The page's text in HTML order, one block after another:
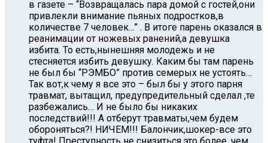
в газете – “Возвращалась пара домой с гостей,они
привлекли внимание пьяных подростков,в
количестве 7 человек…” . В итоге парень оказался в
реанимации от ножевых ранений,а девушка
избита. То есть,нынешняя молодежь и не
стесняется избить девушку. Каким бы там парень
не был бы “РЭМБО” против семерых не устоять…
Так вот,к чему я все это – был бы у этого парня
травмат, вытащил, предупредительный сделал ,те
разбежались… И не было бы никаких
последствий!!! А отберут травматы,чем будем
обороняться?! НИЧЕМ!!! Балончик,шокер-все это